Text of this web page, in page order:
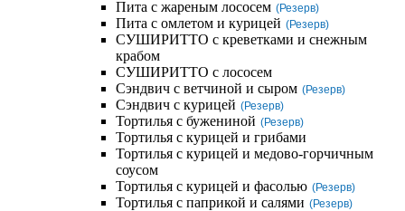
Пита с жареным лососем (Резерв)
Пита с омлетом и курицей (Резерв)
СУШИРИТТО с креветками и снежным
крабом
СУШИРИТТО с лососем
Сэндвич с ветчиной и сыром (Резерв)
Сэндвич с курицей (Резерв)
Тортилья с бужениной (Резерв)
Тортилья с курицей и грибами
Тортилья с курицей и медово-горчичным
соусом
Тортилья с курицей и фасолью (Резерв)
Тортилья с паприкой и салями (Резерв)